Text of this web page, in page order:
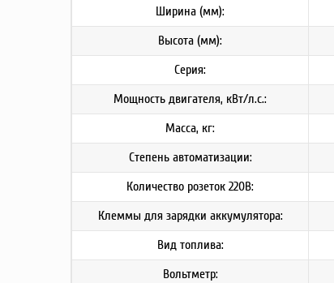
Ширина (мм):
Высота (мм):
Серия:
Мощность двигателя, кВт/л.с.:
Масса, кг:
Степень автоматизации:
Количество розеток 220В:
Клеммы для зарядки аккумулятора:
Вид топлива:
Вольтметр: